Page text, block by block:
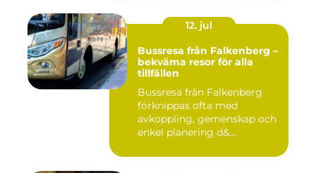
12. jul
Bussresa från Falkenberg –
bekväma resor för alla
tillfällen
Bussresa från Falkenberg
förknippas ofta med
avkoppling, gemenskap och
enkel planering d&...